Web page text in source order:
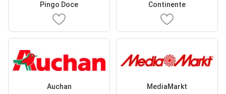
Pingo Doce Continente
Auchan MediaMarkt